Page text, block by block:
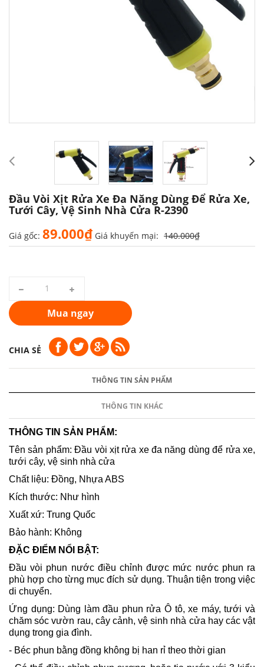
Đầu Vòi Xịt Rửa Xe Đa Năng Dùng Để Rửa Xe,
Tưới Cây, Vệ Sinh Nhà Cửa R-2390
Giá gốc: 89.000₫ Giá khuyến mại: 140.000₫
Mua ngay
CHIA SẺ
THÔNG TIN SẢN PHẨM
THÔNG TIN KHÁC
THÔNG TIN SẢN PHẨM:
Tên sản phẩm: Đầu vòi xịt rửa xe đa năng dùng để rửa xe,
tưới cây, vệ sinh nhà cửa
Chất liệu: Đồng, Nhựa ABS
Kích thước: Như hình
Xuất xứ: Trung Quốc
Bảo hành: Không
ĐẶC ĐIỂM NỔI BẬT:
Đầu vòi phun nước điều chỉnh được mức nước phun ra
phù hợp cho từng mục đích sử dụng. Thuận tiện trong việc
di chuyển.
Ứng dụng: Dùng làm đầu phun rửa Ô tô, xe máy, tưới và
chăm sóc vườn rau, cây cảnh, vệ sinh nhà cửa hay các vật
dụng trong gia đình.
- Béc phun bằng đồng không bị han rỉ theo thời gian